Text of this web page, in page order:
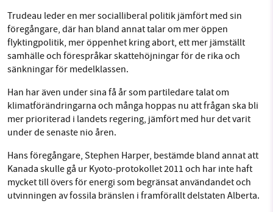
Trudeau leder en mer socialliberal politik jämfört med sin
föregångare, där han bland annat talar om mer öppen
flyktingpolitik, mer öppenhet kring abort, ett mer jämställt
samhälle och förespråkar skattehöjningar för de rika och
sänkningar för medelklassen.
Han har även under sina få år som partiledare talat om
klimatförändringarna och många hoppas nu att frågan ska bli
mer prioriterad i landets regering, jämfört med hur det varit
under de senaste nio åren.
Hans föregångare, Stephen Harper, bestämde bland annat att
Kanada skulle gå ur Kyoto-protokollet 2011 och har inte haft
mycket till övers för energi som begränsat användandet och
utvinningen av fossila bränslen i framförallt delstaten Alberta.
1231368703
Läs vad vi vill göra